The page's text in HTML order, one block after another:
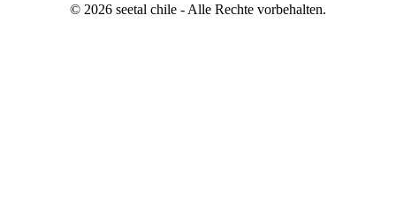
© 2026 seetal chile - Alle Rechte vorbehalten.